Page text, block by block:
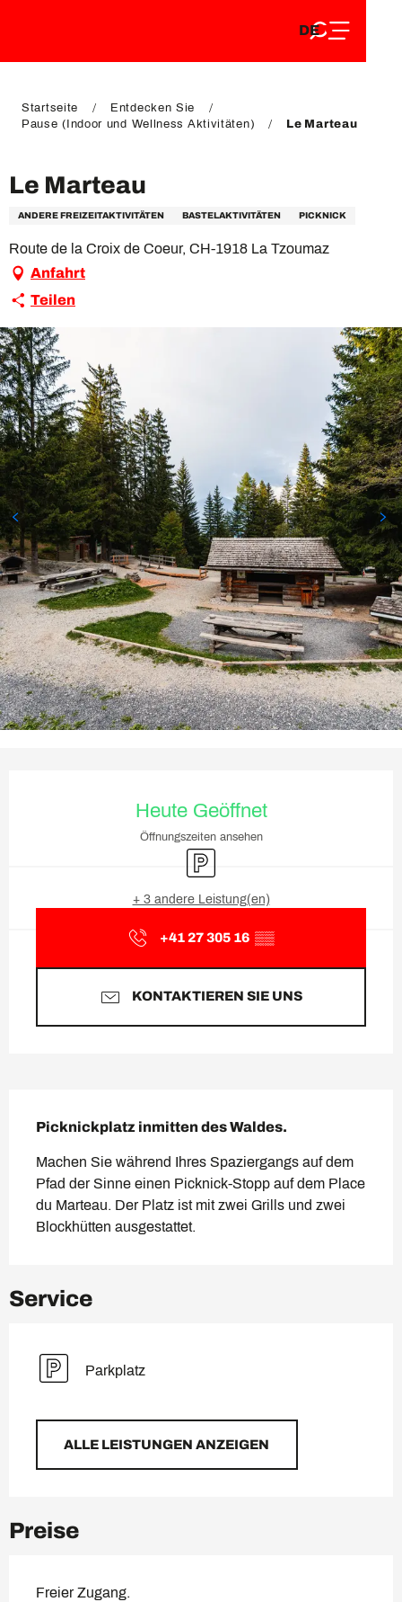
EN
DE
FR
Startseite
Entdecken Sie
Pause (Indoor und Wellness Aktivitäten)
Le Marteau
Le Marteau
ANDERE FREIZEITAKTIVITÄTEN BASTELAKTIVITÄTEN PICKNICK
Route de la Croix de Coeur, CH-1918 La Tzoumaz
Anfahrt
Teilen
Heute Geöffnet
Öffnungszeiten ansehen
Parkplatz
+ 3 andere Leistung(en)
+41 27 305 16 ▒▒
KONTAKTIEREN SIE UNS
Picknickplatz inmitten des Waldes.
Machen Sie während Ihres Spaziergangs auf dem
Pfad der Sinne einen Picknick-Stopp auf dem Place
du Marteau. Der Platz ist mit zwei Grills und zwei
Blockhütten ausgestattet.
Service
Parkplatz
ALLE LEISTUNGEN ANZEIGEN
Preise
Freier Zugang.